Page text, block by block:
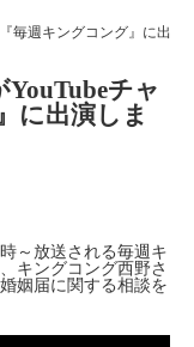
毎週キングコング』に出
チャ
に出演しま
～放送される毎週キ
キングコング西野さ
姻届に関する相談を